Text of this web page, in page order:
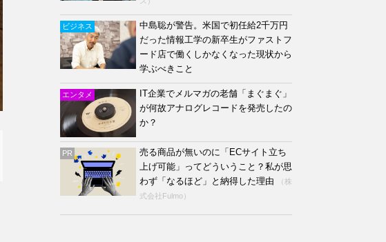
ビジネス
中島聡が警告。米国で初任給2千万円
だった情報工学の新卒生がファストフ
ード店で働くしかなくなった現状から
学ぶべきこと
エンタメ
IT企業でメルマガの老舗「まぐまぐ」
が何故アナログレコードを発売したの
か？
PR
売る商品が無いのに「ECサイト立ち
上げ可能」ってどういうこと？私が思
わず「なるほど」と納得した理由
（株
式会社Fulmo）